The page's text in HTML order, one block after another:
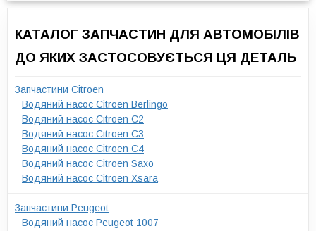
КАТАЛОГ ЗАПЧАСТИН ДЛЯ АВТОМОБІЛІВ
ДО ЯКИХ ЗАСТОСОВУЄТЬСЯ ЦЯ ДЕТАЛЬ
Запчастини Citroen
Водяний насос Citroen Berlingo
Водяний насос Citroen C2
Водяний насос Citroen C3
Водяний насос Citroen C4
Водяний насос Citroen Saxo
Водяний насос Citroen Xsara
Запчастини Peugeot
Водяний насос Peugeot 1007